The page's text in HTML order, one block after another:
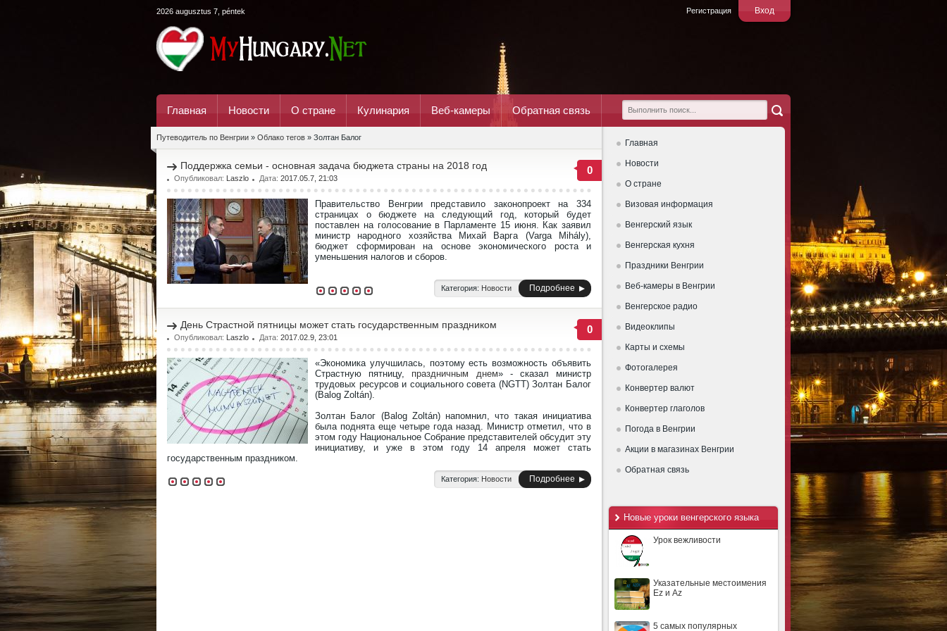
Вход
Регистрация
2026 augusztus 7, péntek
Главная Новости О стране Кулинария Веб-камеры Обратная связь
Главная
Новости
О стране
Визовая информация
Венгерский язык
Венгерская кухня
Праздники Венгрии
Веб-камеры в Венгрии
Венгерское радио
Видеоклипы
Карты и схемы
Фотогалерея
Конвертер валют
Конвертер глаголов
Погода в Венгрии
Акции в магазинах Венгрии
Обратная связь
Новые уроки венгерского языка
Урок вежливости
Указательные местоимения
Ez и Az
5 самых популярных
Путеводитель по Венгрии » Облако тегов » Золтан Балог
0
Поддержка семьи - основная задача бюджета страны на 2018 год
Опубликовал: Laszlo Дата: 2017.05.7, 21:03
Правительство Венгрии представило законопроект на 334
страницах о бюджете на следующий год, который будет
поставлен на голосование в Парламенте 15 июня. Как заявил
министр народного хозяйства Михай Варга (Varga Mihály),
бюджет сформирован на основе экономического роста и
уменьшения налогов и сборов.
Категория: Новости Подробнее
0
День Страстной пятницы может стать государственным праздником
Опубликовал: Laszlo Дата: 2017.02.9, 23:01
«Экономика улучшилась, поэтому есть возможность объявить
Страстную пятницу, праздничным днем» - сказал министр
трудовых ресурсов и социального совета (NGTT) Золтан Балог
(Balog Zoltán).
Золтан Балог (Balog Zoltán) напомнил, что такая инициатива
была поднята еще четыре года назад. Министр отметил, что в
этом году Национальное Собрание представителей обсудит эту
инициативу, и уже в этом году 14 апреля может стать
государственным праздником.
Категория: Новости Подробнее